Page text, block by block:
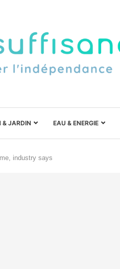
& JARDIN EAU & ENERGIE
industry says